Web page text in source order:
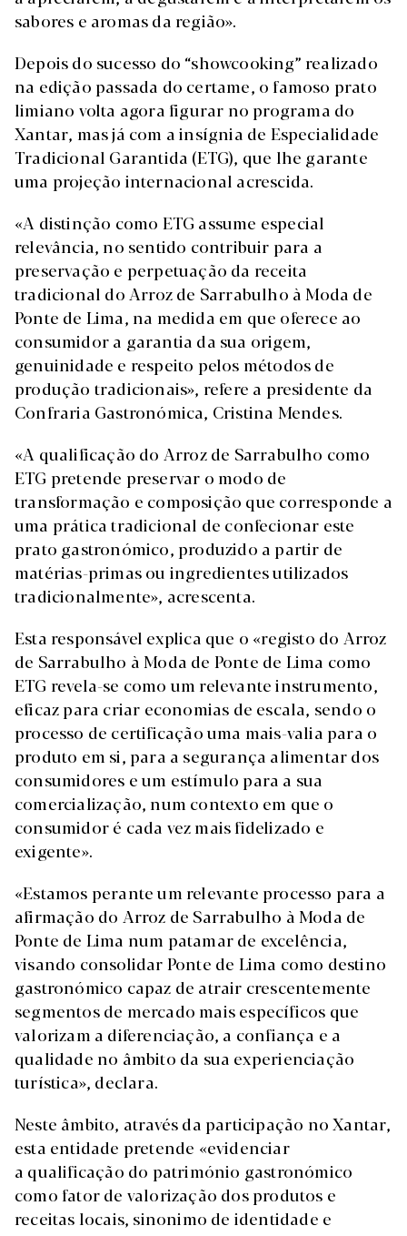
sabores e aromas da região».
Depois do sucesso do “showcooking” realizado
na edição passada do certame, o famoso prato
limiano volta agora figurar no programa do
Xantar, mas já com a insígnia de Especialidade
Tradicional Garantida (ETG), que lhe garante
uma projeção internacional acrescida.
«A distinção como ETG assume especial
relevância, no sentido contribuir para a
preservação e perpetuação da receita
tradicional do Arroz de Sarrabulho à Moda de
Ponte de Lima, na medida em que oferece ao
consumidor a garantia da sua origem,
genuinidade e respeito pelos métodos de
produção tradicionais», refere a presidente da
Confraria Gastronómica, Cristina Mendes.
«A qualificação do Arroz de Sarrabulho como
ETG pretende preservar o modo de
transformação e composição que corresponde a
uma prática tradicional de confecionar este
prato gastronómico, produzido a partir de
matérias-primas ou ingredientes utilizados
tradicionalmente», acrescenta.
Esta responsável explica que o «registo do Arroz
de Sarrabulho à Moda de Ponte de Lima como
ETG revela-se como um relevante instrumento,
eficaz para criar economias de escala, sendo o
processo de certificação uma mais-valia para o
produto em si, para a segurança alimentar dos
consumidores e um estímulo para a sua
comercialização, num contexto em que o
consumidor é cada vez mais fidelizado e
exigente».
«Estamos perante um relevante processo para a
afirmação do Arroz de Sarrabulho à Moda de
Ponte de Lima num patamar de excelência,
visando consolidar Ponte de Lima como destino
gastronómico capaz de atrair crescentemente
segmentos de mercado mais específicos que
valorizam a diferenciação, a confiança e a
qualidade no âmbito da sua experienciação
turística», declara.
Neste âmbito, através da participação no Xantar,
esta entidade pretende «evidenciar
a qualificação do património gastronómico
como fator de valorização dos produtos e
receitas locais, sinonimo de identidade e